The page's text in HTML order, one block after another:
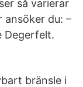
så varierar
ansöker du: –
Degerfelt.
bränsle i